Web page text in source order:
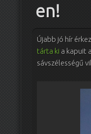
en!
Újabb jó hír
tárta ki a kapuit
sávszélességű